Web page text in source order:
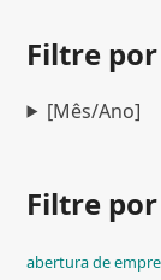
Filtre
[Mês/Ano]
Filtre por
abertura de